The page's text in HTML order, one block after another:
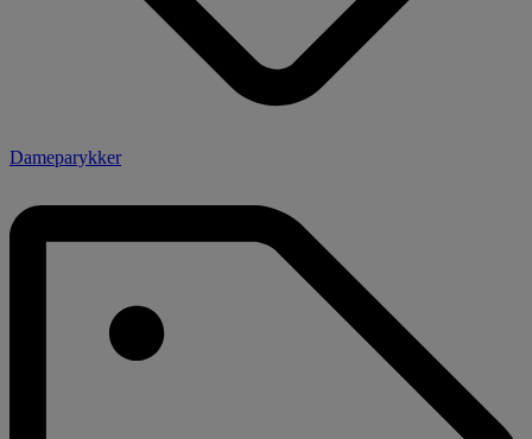
Dameparykker